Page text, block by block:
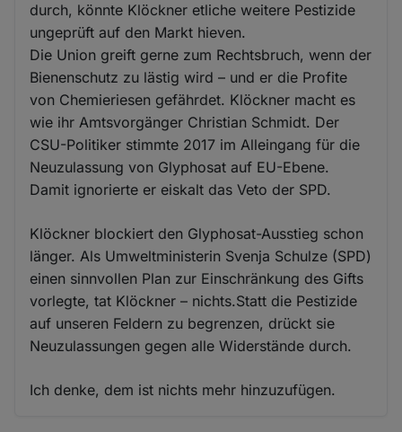
durch, könnte Klöckner etliche weitere Pestizide
ungeprüft auf den Markt hieven.
Die Union greift gerne zum Rechtsbruch, wenn der
Bienenschutz zu lästig wird – und er die Profite
von Chemieriesen gefährdet. Klöckner macht es
wie ihr Amtsvorgänger Christian Schmidt. Der
CSU-Politiker stimmte 2017 im Alleingang für die
Neuzulassung von Glyphosat auf EU-Ebene.
Damit ignorierte er eiskalt das Veto der SPD.
Klöckner blockiert den Glyphosat-Ausstieg schon
länger. Als Umweltministerin Svenja Schulze (SPD)
einen sinnvollen Plan zur Einschränkung des Gifts
vorlegte, tat Klöckner – nichts.Statt die Pestizide
auf unseren Feldern zu begrenzen, drückt sie
Neuzulassungen gegen alle Widerstände durch.
Ich denke, dem ist nichts mehr hinzuzufügen.